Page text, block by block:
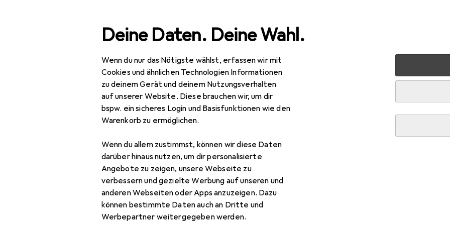
Deine Daten. Deine Wahl.
Wenn du nur das Nötigste wählst, erfassen wir mit
Cookies und ähnlichen Technologien Informationen
zu deinem Gerät und deinem Nutzungsverhalten
auf unserer Website. Diese brauchen wir, um dir
bspw. ein sicheres Login und Basisfunktionen wie den
Warenkorb zu ermöglichen.
Wenn du allem zustimmst, können wir diese Daten
darüber hinaus nutzen, um dir personalisierte
Angebote zu zeigen, unsere Webseite zu
verbessern und gezielte Werbung auf unseren und
anderen Webseiten oder Apps anzuzeigen. Dazu
können bestimmte Daten auch an Dritte und
Werbepartner weitergegeben werden.
Navigation nach Kategorien Gesamtsortiment IT + Multimedia Drohnen + Elektronik Robotik +
Automatisierung
38 Diskussionen in Automatisierung